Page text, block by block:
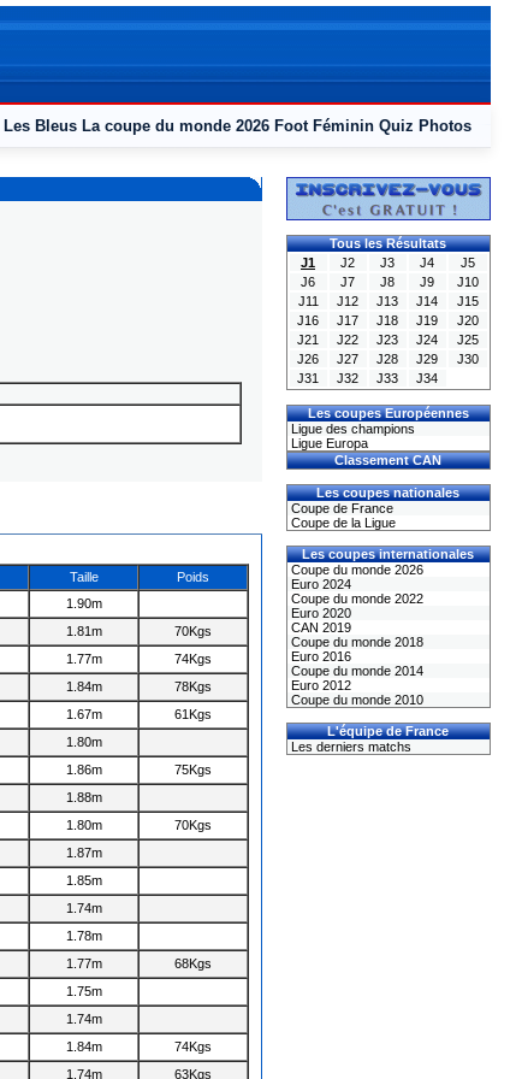
Les Bleus La coupe du monde 2026 Foot Féminin Quiz Photos
Taille
Poids
1.90m
1.81m
70Kgs
1.77m
74Kgs
1.84m
78Kgs
1.67m
61Kgs
1.80m
1.86m
75Kgs
1.88m
1.80m
70Kgs
1.87m
1.85m
1.74m
1.78m
1.77m
68Kgs
1.75m
1.74m
1.84m
74Kgs
1.74m 63Kgs
Tous les Résultats
J1
J2 J3 J4
J5
J6
J7 J8 J9
J10
J11
J12 J13 J14
J15
J16
J17 J18 J19
J20
J21
J22 J23 J24
J25
J26
J27 J28 J29
J30
J31
J32 J33 J34
Les coupes Européennes
Ligue des champions
Ligue Europa
Classement CAN
Les coupes nationales
Coupe de France
Coupe de la Ligue
Les coupes internationales
Coupe du monde 2026
Euro 2024
Coupe du monde 2022
Euro 2020
CAN 2019
Coupe du monde 2018
Euro 2016
Coupe du monde 2014
Euro 2012
Coupe du monde 2010
L'équipe de France
Les derniers matchs